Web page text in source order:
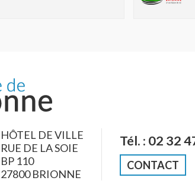
HÔTEL DE VILLE
RUE DE LA SOIE
BP 110
27800 BRIONNE
Tél. : 02 32
CONTACT